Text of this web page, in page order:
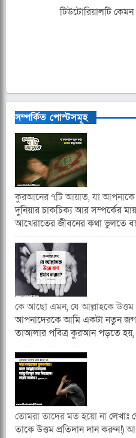
টিউটোরিয়ালটি
সম্পর্কিত পোস্টসমূহ
কুরআনের ৭টি আয়াত, যা আপনাকে
দুনিয়ার চাকচিক্য আর সম্পর্কের
আখেরাতের জীবনের কথা ভুলতে
কে আছো এমন, যে আল্লাহকে উত্তম
আপনাদেরকে আমি একটা নতুন
তাআলার পবিত্র কুরআন পড়তে হয়,
তোমরা তাদের মত হয়ো নালেখাঃ
তাকে উত্তম প্রতিদান দান করুন!)